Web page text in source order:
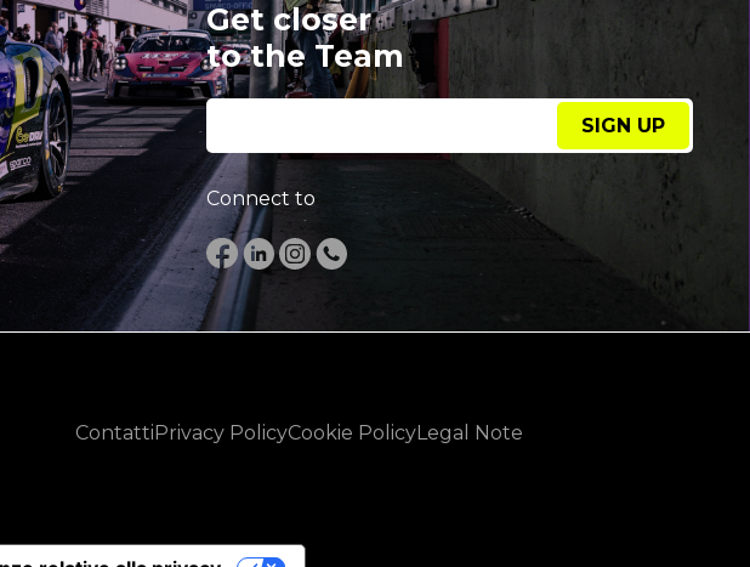
Get closer
to the Team
SIGN UP
Connect to
ContattiPrivacy PolicyCookie PolicyLegal Note